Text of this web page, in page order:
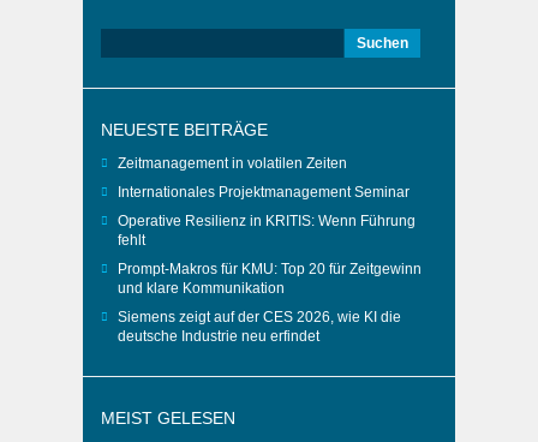
nach:
NEUESTE BEITRÄGE
Zeitmanagement in volatilen Zeiten
Internationales Projektmanagement Seminar
Operative Resilienz in KRITIS: Wenn Führung
fehlt
Prompt-Makros für KMU: Top 20 für Zeitgewinn
und klare Kommunikation
Siemens zeigt auf der CES 2026, wie KI die
deutsche Industrie neu erfindet
MEIST GELESEN